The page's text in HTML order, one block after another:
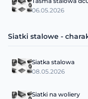
06.05.2026
Siatki stalowe -
Siatka stalowa
08.05.2026
Siatki na woliery